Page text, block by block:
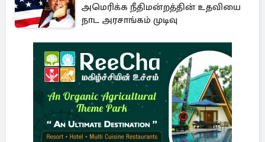
அமெரிக்க நீதிமன்றத்தின் உதவியை
நாட அரசாங்கம் முடிவு